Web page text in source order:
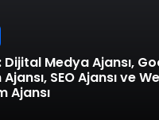
SEO Ajansı ve
Ajansı